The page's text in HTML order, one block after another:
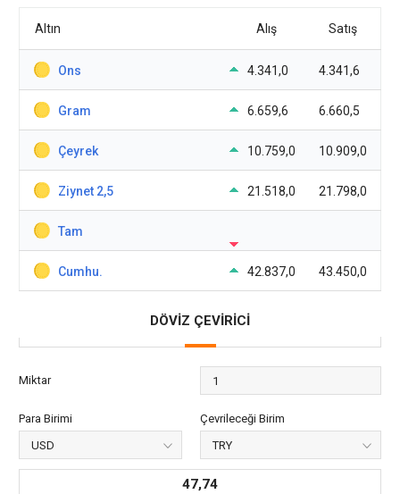
Altın Alış Satış
Ons 4.341,0 4.341,6
Gram 6.659,6 6.660,5
Çeyrek 10.759,0 10.909,0
Ziynet 2,5 21.518,0 21.798,0
Tam
Cumhu. 42.837,0 43.450,0
DÖVİZ ÇEVİRİCİ
Miktar
Para Birimi Çevrileceği Birim
47,74